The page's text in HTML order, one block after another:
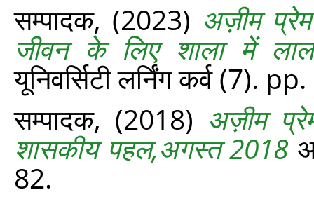
सम्‍पादक, (2023) अज़ीम
जीवन के लिए शाला में
यूनिवर्सिटी लर्निंग कर्व (7).
सम्‍पादक, (2018) अज़ीम
शासकीय पहल,अगस्त 2018
82.